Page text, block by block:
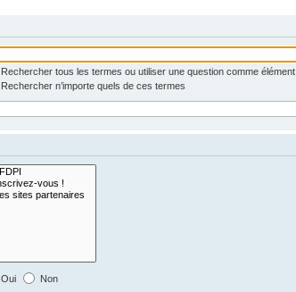
Rechercher tous les termes ou utiliser une question comme élément
Rechercher n’importe quels de ces termes
Oui
Non